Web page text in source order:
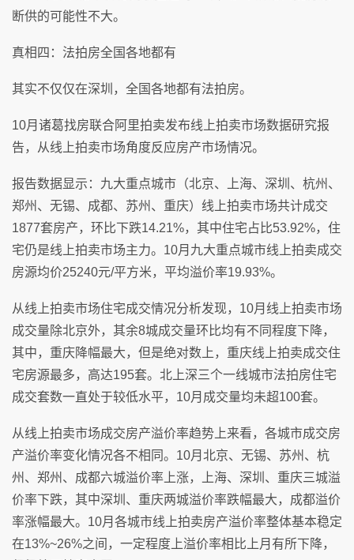
断供的可能性不大。
真相四：法拍房全国各地都有
其实不仅仅在深圳，全国各地都有法拍房。
10月诸葛找房联合阿里拍卖发布线上拍卖市场数据研究报
告，从线上拍卖市场角度反应房产市场情况。
报告数据显示：九大重点城市（北京、上海、深圳、杭州、
郑州、无锡、成都、苏州、重庆）线上拍卖市场共计成交
1877套房产，环比下跌14.21%，其中住宅占比53.92%，住
宅仍是线上拍卖市场主力。10月九大重点城市线上拍卖成交
房源均价25240元/平方米，平均溢价率19.93%。
从线上拍卖市场住宅成交情况分析发现，10月线上拍卖市场
成交量除北京外，其余8城成交量环比均有不同程度下降，
其中，重庆降幅最大，但是绝对数上，重庆线上拍卖成交住
宅房源最多，高达195套。北上深三个一线城市法拍房住宅
成交套数一直处于较低水平，10月成交量均未超100套。
从线上拍卖市场成交房产溢价率趋势上来看，各城市成交房
产溢价率变化情况各不相同。10月北京、无锡、苏州、杭
州、郑州、成都六城溢价率上涨，上海、深圳、重庆三城溢
价率下跌，其中深圳、重庆两城溢价率跌幅最大，成都溢价
率涨幅最大。10月各城市线上拍卖房产溢价率整体基本稳定
在13%~26%之间，一定程度上溢价率相比上月有所下降，